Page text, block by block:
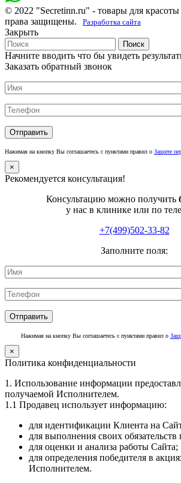
© 2022 "Secretinn.ru" - товары для красоты
права защищены.
Разработка сайта
Закрыть
Поиск
Начните вводить что бы увидеть
Заказать обратный звонок
Нажимая на кнопку Вы соглашаетесь с пунктами правил о Защите
×
Рекомендуется консультация!
Консультацию можно получить
у нас в клинике или по
+7(499)502-33-82
Заполните поля:
Нажимая на кнопку Вы соглашаетесь с пунктами правил о
×
Политика конфиденциальности
1. Использование информации
получаемой Исполнителем.
1.1 Продавец использует информацию:
для идентификации Клиента на
для выполнения своих
для оценки и анализа работы Сайта;
для определения победителя в
Исполнителем.